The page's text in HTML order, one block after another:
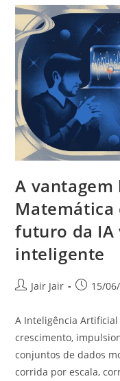
A vantagem
Matemática
futuro da
inteligente
Jair Jair 15/
A Inteligência
crescimento,
conjuntos de dados
corrida por escala,